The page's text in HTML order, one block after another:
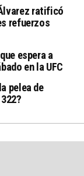
ratificó
refuerzos
espera a
en la UFC
pelea de